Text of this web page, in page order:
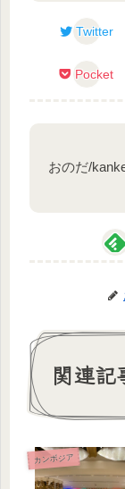
Twitter
Pocket
おのだ/
関連記
カンボジア